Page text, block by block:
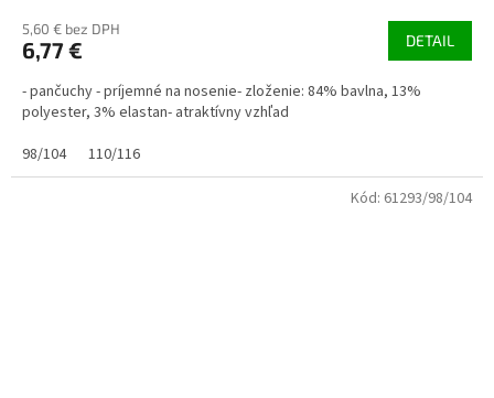
5,60 € bez DPH
6,77 € DETAIL
- pančuchy - príjemné na nosenie- zloženie: 84% bavlna, 13%
polyester, 3% elastan- atraktívny vzhľad
98/104
110/116
Kód: 61293/98/104